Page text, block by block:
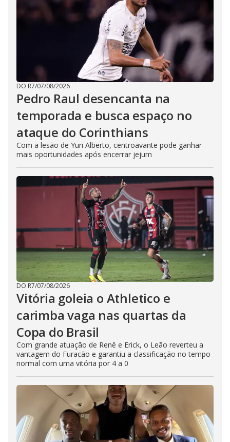
DO R7/07/08/2026
Pedro Raul desencanta na
temporada e busca espaço no
ataque do Corinthians
Com a lesão de Yuri Alberto, centroavante pode ganhar
mais oportunidades após encerrar jejum
DO R7/07/08/2026
Vitória goleia o Athletico e
carimba vaga nas quartas da
Copa do Brasil
Com grande atuação de Renê e Erick, o Leão reverteu a
vantagem do Furacão e garantiu a classificação no tempo
normal com uma vitória por 4 a 0